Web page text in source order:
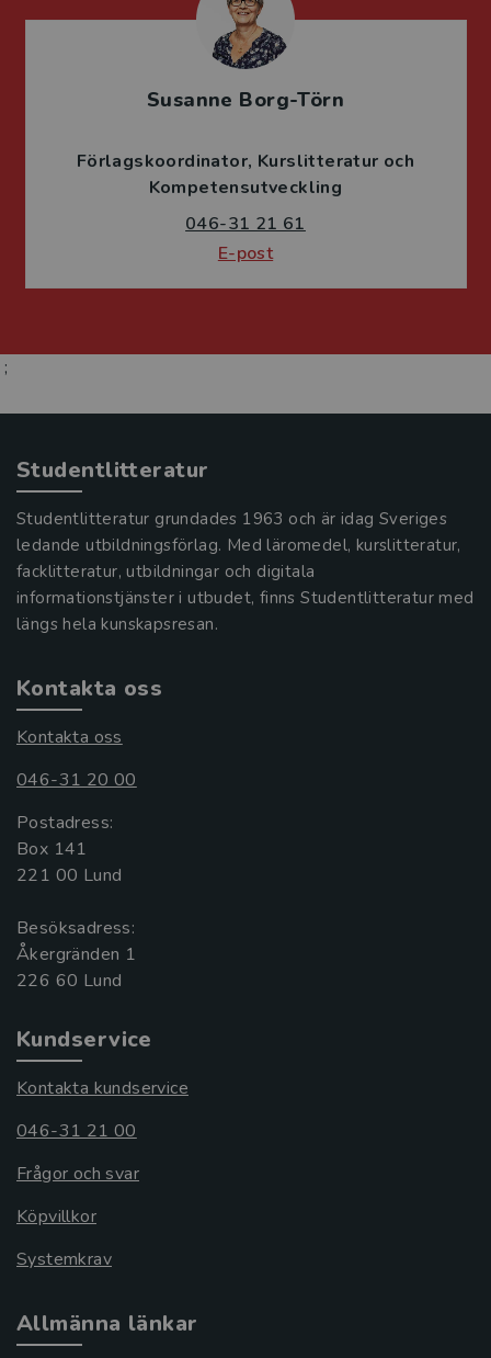
Susanne Borg-Törn
Förlagskoordinator Kurslitteratur och
Kompetensutveckling
046-31 21 61
E-post
;
Studentlitteratur
Studentlitteratur grundades 1963 och är idag Sveriges
ledande utbildningsförlag. Med läromedel, kurslitteratur,
facklitteratur, utbildningar och digitala
informationstjänster i utbudet, finns Studentlitteratur med
längs hela kunskapsresan.
Kontakta oss
Kontakta oss
046-31 20 00
Postadress:
Box 141
221 00 Lund
Besöksadress:
Åkergränden 1
Kundservice
Kontakta kundservice
046-31 21 00
Frågor och svar
Köpvillkor
Systemkrav
Allmänna länkar